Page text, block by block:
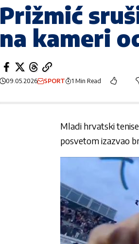
Prižmić
na kameri
09.05.2026 SPORT 1 Min Read
Mladi hrvatski
posvetom izazvao